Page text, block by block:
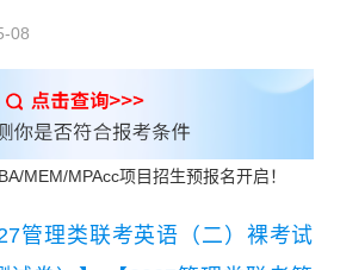
08
MEM/MPAcc项目招生预报名开启！
管理类联考英语（二）裸考试